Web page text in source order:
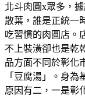
北斗肉圓x眾多，
散葉，誰是正統一
吃習慣的肉圓店。
不上裝潢卻也是乾
品方面不同於彰化
「豆腐湯」。 身為
原因有二，一是彰